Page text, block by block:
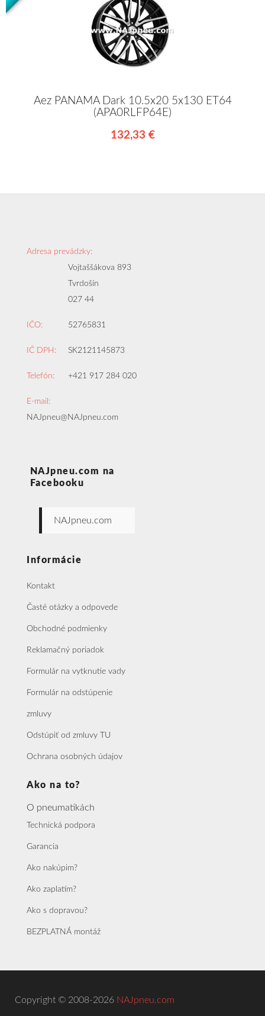
Aez PANAMA Dark 10.5x20 5x130 ET64
(APA0RLFP64E)
132,33 €
Adresa prevádzky:
Vojtaššákova 893
Tvrdošín
027 44
IČO: 52765831
IČ DPH: SK2121145873
Telefón: +421 917 284 020
E-mail:
NAJpneu@NAJpneu.com
NAJpneu.com na
Facebooku
NAJpneu.com
Informácie
Kontakt
Časté otázky a odpovede
Obchodné podmienky
Reklamačný poriadok
Formulár na vytknutie vady
Formulár na odstúpenie
zmluvy
Odstúpiť od zmluvy TU
Ochrana osobných údajov
Ako na to?
O pneumatikách
Technická podpora
Garancia
Ako nakúpim?
Ako zaplatím?
Ako s dopravou?
BEZPLATNÁ montáž
Copyright © 2008-2026 NAJpneu.com